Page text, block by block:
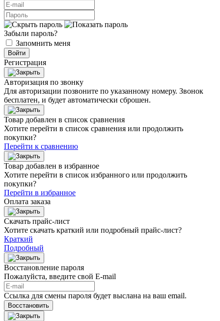
Забыли пароль?
Запомнить меня
Войти
Регистрация
Авторизация по звонку
Для авторизации позвоните по указанному номеру. Звонок
бесплатен, и будет автоматически сброшен.
Товар добавлен в список сравнения
Хотите перейти в список сравнения или продолжить
покупки?
Перейти к сравнению
Товар добавлен в избранное
Хотите перейти в список избранного или продолжить
покупки?
Перейти в избранное
Оплата заказа
Скачать прайс-лист
Хотите скачать краткий или подробный прайс-лист?
Краткий
Подробный
Восстановление пароля
Пожалуйста, введите свой E‑mail
Ссылка для смены пароля будет выслана на ваш email.
Восстановить